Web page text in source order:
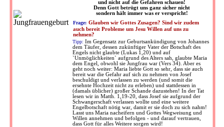
und nicht auf die Gefahren schauen!
Denn Gott betrügt uns ganz sicher nicht
sondern hält immer was er verspricht!
Frage: Glauben wir Gottes Zusagen? Sind wir zudem
auch bereit Probleme um Jesu Willen auf uns zu
nehmen?
Tipp: Im Gegensatz zur Geburtsankündigung von Johannes
dem Täufer, dessen zukünftiger Vater der Botschaft des
Engels nicht glaubte (Lukas 1,20) und auf
`Unmöglichkeiten` aufgrund des Alters sah, glaubte Maria
dem Engel, obwohl sie Jungfrau war (Vers 34). Aber es
geht noch weiter: Maria liebte Gott so sehr, dass sie auch
bereit war die Gefahr auf sich zu nehmen von Josef
beschuldigt und verlassen zu werden (und somit die
ersehnte Hochzeit nicht zu erleben) und stattdessen in
(damals üblicher) großer Schande dazustehen! In der Tat
lesen wir in Matth. 1,19-20, dass Josef sie aufgrund der
Schwangerschaft verlassen wollte und eine weitere
Engelbotschaft nötig war, damit er sie doch zu sich nahm!
Lasst uns Maria nacheifern und Gottes Wegweisung und
Willen annehmen und befolgen - und darauf vertrauen,
dass Gott für alles Weitere sorgen wird!